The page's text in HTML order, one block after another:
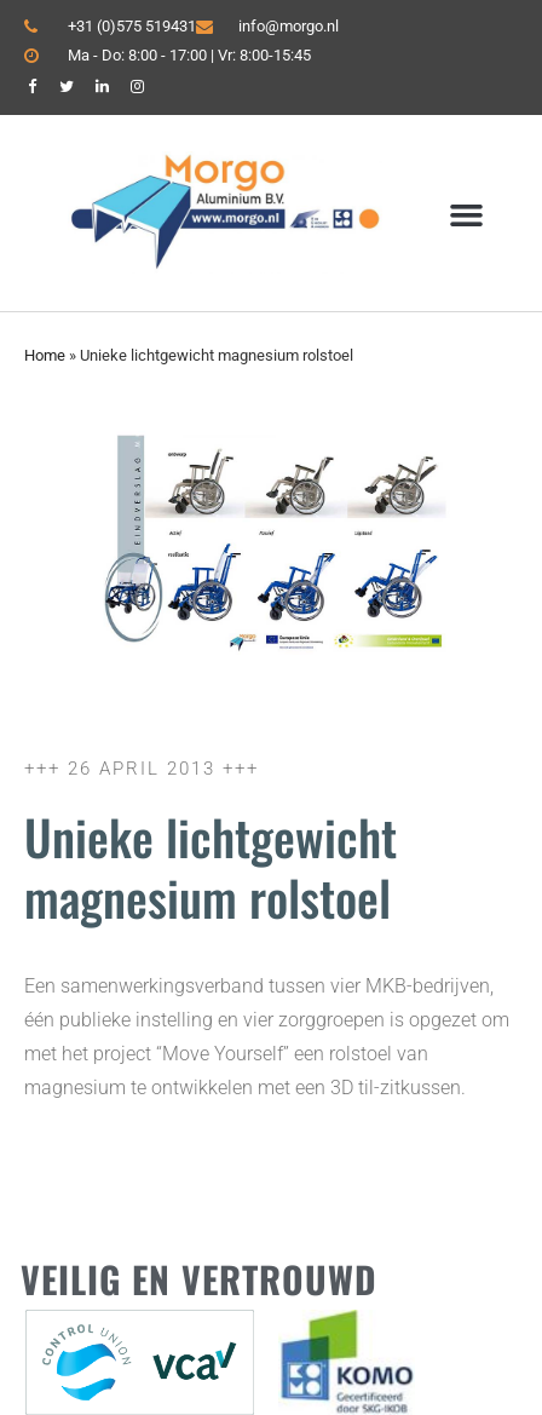
+31 (0)575 519431
info@morgo.nl
Ma - Do: 8:00 - 17:00 | Vr: 8:00-15:45
Home » Unieke lichtgewicht magnesium rolstoel
+++ 26 APRIL 2013 +++
Unieke lichtgewicht
magnesium rolstoel
Een samenwerkingsverband tussen vier MKB-bedrijven,
één publieke instelling en vier zorggroepen is opgezet om
met het project “Move Yourself” een rolstoel van
magnesium te ontwikkelen met een 3D til-zitkussen.
VEILIG EN VERTROUWD